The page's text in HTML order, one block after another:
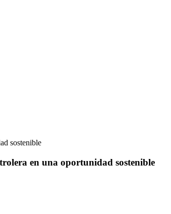
sostenible
en una oportunidad sostenible